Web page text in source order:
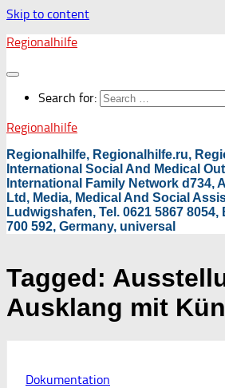
Skip to content
Regionalhilfe
Search for:
Regionalhilfe
Regionalhilfe, Regionalhilfe.ru,
International Social And Medical
International Family Network d734,
Ltd, Media, Medical And Social
Ludwigshafen, Tel. 0621 5867 8054,
700 592, Germany, universal
Tagged:
Ausklang mit
Dokumentation